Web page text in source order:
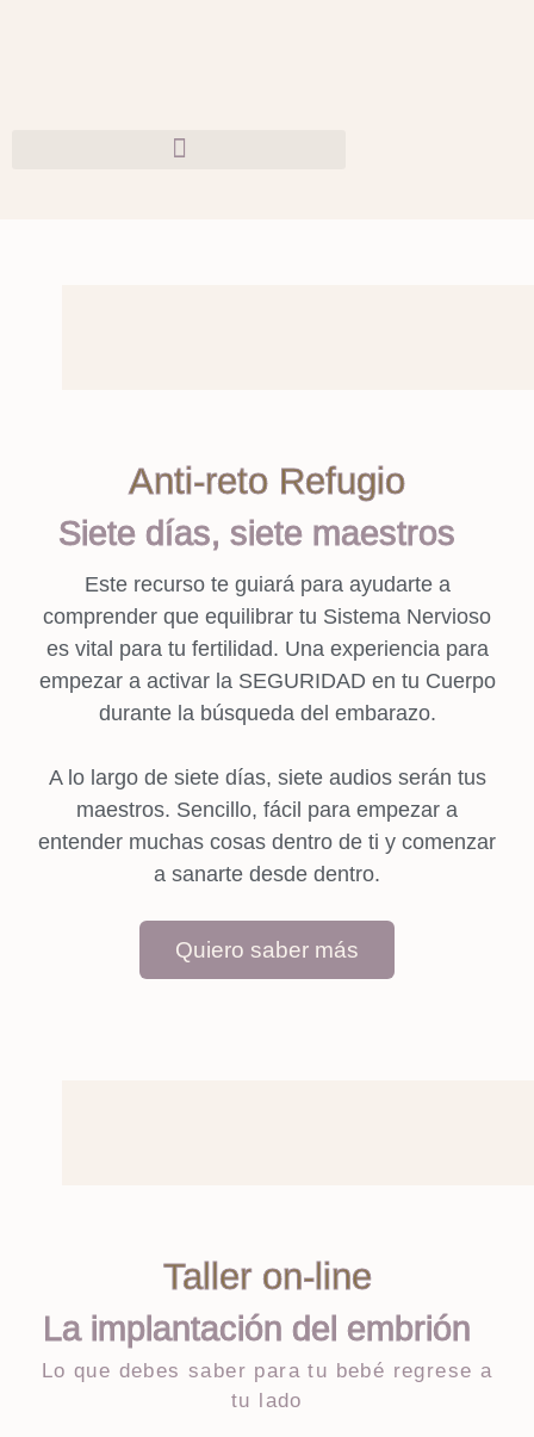
Anti-reto Refugio
Siete días, siete maestros
Este recurso te guiará para ayudarte a
comprender que equilibrar tu Sistema Nervioso
es vital para tu fertilidad. Una experiencia para
empezar a activar la SEGURIDAD en tu Cuerpo
durante la búsqueda del embarazo.
A lo largo de siete días, siete audios serán tus
maestros. Sencillo, fácil para empezar a
entender muchas cosas dentro de ti y comenzar
a sanarte desde dentro.
Quiero saber más
Taller on-line
La implantación del embrión
Lo que debes saber para tu bebé regrese a
tu lado